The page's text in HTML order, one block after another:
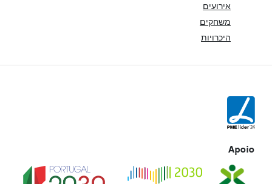
אירועים
משחקים
היכרויות
Apoio